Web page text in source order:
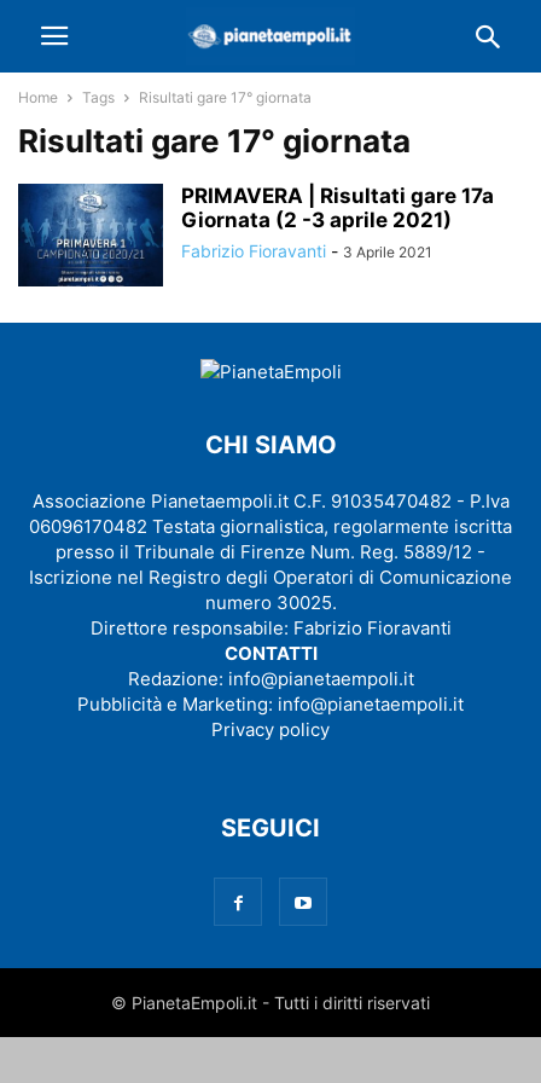
Home Tags Risultati gare 17° giornata
Risultati gare 17° giornata
PRIMAVERA | Risultati gare 17a
Giornata (2 -3 aprile 2021)
Fabrizio Fioravanti - 3 Aprile 2021
CHI SIAMO
Associazione Pianetaempoli.it C.F. 91035470482 - P.Iva
06096170482 Testata giornalistica, regolarmente iscritta
presso il Tribunale di Firenze Num. Reg. 5889/12 -
Iscrizione nel Registro degli Operatori di Comunicazione
numero 30025.
Direttore responsabile: Fabrizio Fioravanti
CONTATTI
Redazione: info@pianetaempoli.it
Pubblicità e Marketing: info@pianetaempoli.it
Privacy policy
SEGUICI
© PianetaEmpoli.it - Tutti i diritti riservati